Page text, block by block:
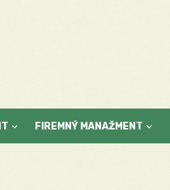
FIREMNÝ MANAŽMENT